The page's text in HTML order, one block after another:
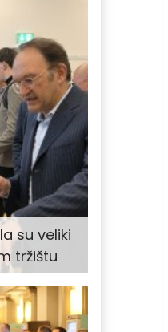
su veliki
tržištu